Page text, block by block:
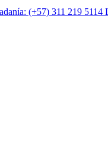
(+57) 311 219 5114